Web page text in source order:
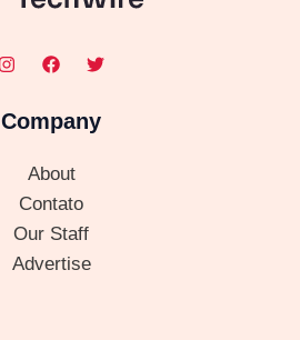
Company
About
Contato
Our Staff
Advertise